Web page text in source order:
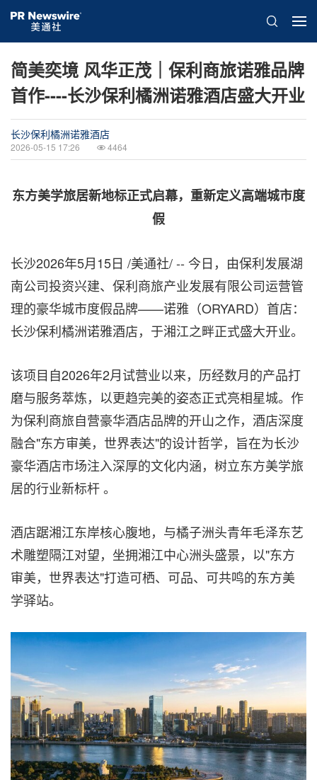
简美奕境 风华正茂｜保利商旅诺雅品牌
首作----长沙保利橘洲诺雅酒店盛大开业
长沙保利橘洲诺雅酒店
2026-05-15 17:26 4464
东方美学旅居新地标正式启幕，重新定义高端城市度
假
长沙2026年5月15日 /美通社/ -- 今日，由保利发展湖
南公司投资兴建、保利商旅产业发展有限公司运营管
理的豪华城市度假品牌——诺雅（ORYARD）首店：
长沙保利橘洲诺雅酒店，于湘江之畔正式盛大开业。
该项目自2026年2月试营业以来，历经数月的产品打
磨与服务萃炼，以更趋完美的姿态正式亮相星城。作
为保利商旅自营豪华酒店品牌的开山之作，酒店深度
融合"东方审美，世界表达"的设计哲学，旨在为长沙
豪华酒店市场注入深厚的文化内涵，树立东方美学旅
居的行业新标杆 。
酒店踞湘江东岸核心腹地，与橘子洲头青年毛泽东艺
术雕塑隔江对望，坐拥湘江中心洲头盛景，以"东方
审美，世界表达"打造可栖、可品、可共鸣的东方美
学驿站。